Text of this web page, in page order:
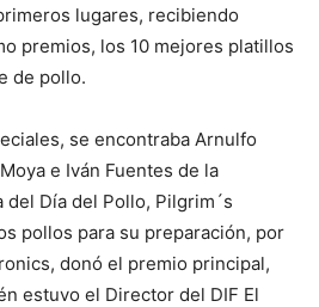
lugares, recibiendo
premios, los 10 mejores platillos
de pollo.
se encontraba Arnulfo
e Iván Fuentes de la
Día del Pollo, Pilgrim´s
pollos para su preparación, por
donó el premio principal,
estuvo el Director del DIF El